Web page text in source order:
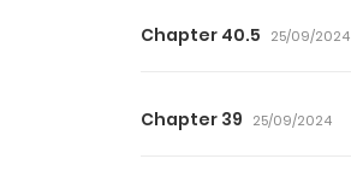
Chapter 40.5 25/09/2024
Chapter 39 25/09/2024